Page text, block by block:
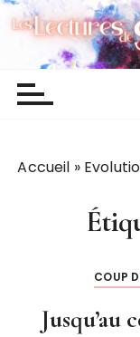
P
Les
Accueil »
COUP
Jusqu’au